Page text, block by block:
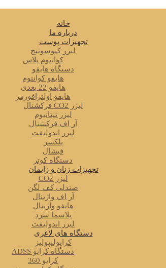
خانه
درباره ما
تجهیزات پوست
لیزر کیوسوئیچ
کوانتوم پلاس
دستگاه هایفو
هایفو کوانتوم
هایفو 22 بعدی
هایفو اولترافورمر
لیزر CO2 فرکشنال
لیزر تیتانیوم
آر اف فرکشنال
لیزر اندولیفت
پلکسر
فیشال
دستگاه کوتر
تجهیزات زنان و زایمان
لیزر CO2
صندلی کف لگن
آر اف واژینال
هایفو واژینال
پلاسما سرد
لیزر اندولیفت
دستگاه های لاغری
کرایولیپولیز
دستگاه کرایو ADSS
کرایو 360